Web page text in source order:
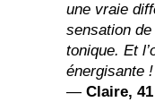
une vraie
sensation
tonique. Et
énergisante
— Claire,